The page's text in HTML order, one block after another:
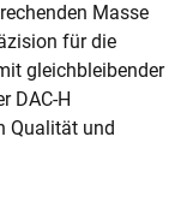
Masse
für die
gleichbleibender
DAC-H
Qualität und